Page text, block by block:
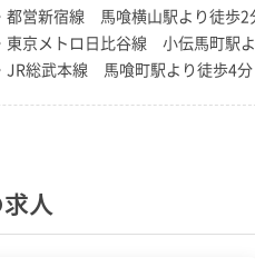
都営新宿線 馬喰横山駅より徒歩2
東京メトロ日比谷線 小伝馬町駅
JR総武本線 馬喰町駅より徒歩4分
人